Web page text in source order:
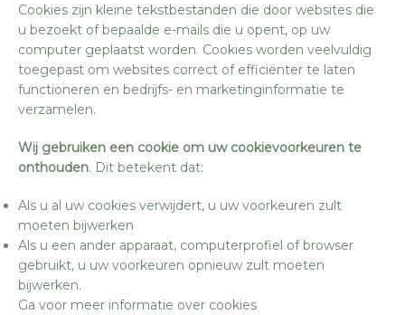
Cookies zijn kleine tekstbestanden die door websites die
u bezoekt of bepaalde e-mails die u opent, op uw
computer geplaatst worden. Cookies worden veelvuldig
toegepast om websites correct of efficiënter te laten
functioneren en bedrijfs- en marketinginformatie te
verzamelen.
Wij gebruiken een cookie om uw cookievoorkeuren te
onthouden. Dit betekent dat:
Als u al uw cookies verwijdert, u uw voorkeuren zult
moeten bijwerken
Als u een ander apparaat, computerprofiel of browser
gebruikt, u uw voorkeuren opnieuw zult moeten
bijwerken.
Ga voor meer informatie over cookies